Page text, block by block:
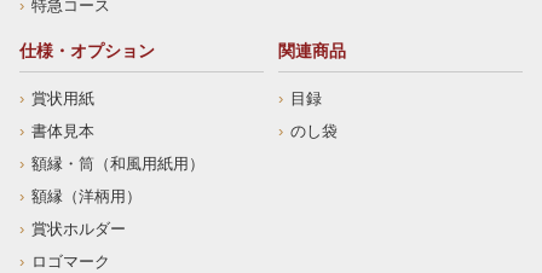
特急コース
仕様・オプション
賞状用紙
書体見本
額縁・筒（和風用紙用）
額縁（洋柄用）
賞状ホルダー
ロゴマーク
関連商品
目録
のし袋